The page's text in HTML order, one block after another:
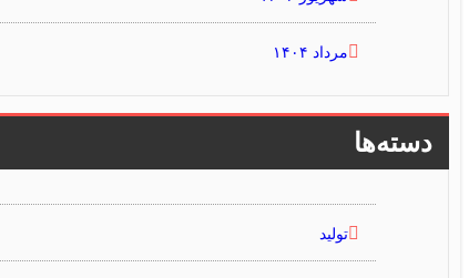
مرداد ۱۴۰۴
دسته‌ها
تولید